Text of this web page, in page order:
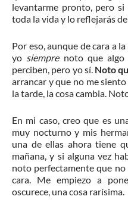
levantarme pronto, pero
toda la vida y lo reflejarás
Por eso, aunque de cara a
yo siemprenoto que algo
perciben, pero yo sí. Noto
arrancar y que no me
la tarde, la cosa cambia.
En mi caso, creo que es
muy nocturno y mis
una de ellas ahora tiene
mañana, y si alguna vez
noto perfectamente que
cara. Me empiezo a
oscurece, una cosa rarísima.